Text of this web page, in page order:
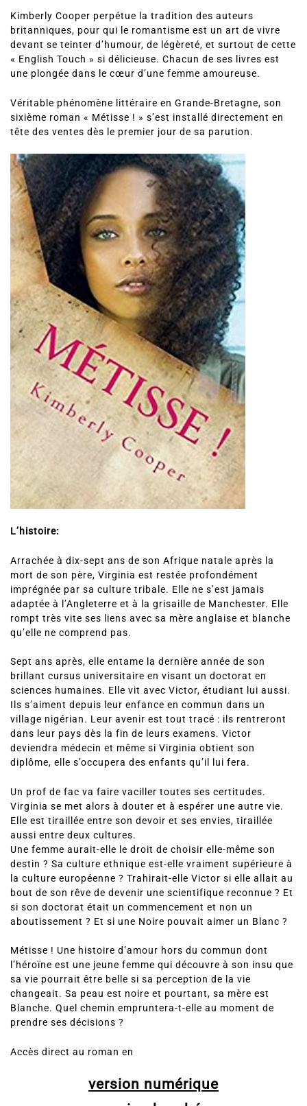
Kimberly Cooper perpétue la tradition des auteurs
britanniques, pour qui le romantisme est un art de vivre
devant se teinter d’humour, de légèreté, et surtout de cette
« English Touch » si délicieuse. Chacun de ses livres est
une plongée dans le cœur d’une femme amoureuse.
Véritable phénomène littéraire en Grande-Bretagne, son
sixième roman « Métisse ! » s’est installé directement en
tête des ventes dès le premier jour de sa parution.
L’histoire:
Arrachée à dix-sept ans de son Afrique natale après la
mort de son père, Virginia est restée profondément
imprégnée par sa culture tribale. Elle ne s’est jamais
adaptée à l’Angleterre et à la grisaille de Manchester. Elle
rompt très vite ses liens avec sa mère anglaise et blanche
qu’elle ne comprend pas.
Sept ans après, elle entame la dernière année de son
brillant cursus universitaire en visant un doctorat en
sciences humaines. Elle vit avec Victor, étudiant lui aussi.
Ils s’aiment depuis leur enfance en commun dans un
village nigérian. Leur avenir est tout tracé : ils rentreront
dans leur pays dès la fin de leurs examens. Victor
deviendra médecin et même si Virginia obtient son
diplôme, elle s’occupera des enfants qu’il lui fera.
Un prof de fac va faire vaciller toutes ses certitudes.
Virginia se met alors à douter et à espérer une autre vie.
Elle est tiraillée entre son devoir et ses envies, tiraillée
aussi entre deux cultures.
Une femme aurait-elle le droit de choisir elle-même son
destin ? Sa culture ethnique est-elle vraiment supérieure à
la culture européenne ? Trahirait-elle Victor si elle allait au
bout de son rêve de devenir une scientifique reconnue ? Et
si son doctorat était un commencement et non un
aboutissement ? Et si une Noire pouvait aimer un Blanc ?
Métisse ! Une histoire d’amour hors du commun dont
l’héroïne est une jeune femme qui découvre à son insu que
sa vie pourrait être belle si sa perception de la vie
changeait. Sa peau est noire et pourtant, sa mère est
Blanche. Quel chemin empruntera-t-elle au moment de
prendre ses décisions ?
Accès direct au roman en
version numérique